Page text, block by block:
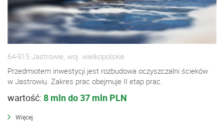
64-915 Jastrowie, woj. wielkopolskie
Przedmiotem inwestycji jest rozbudowa oczyszczalni ścieków
w Jastrowiu. Zakres prac obejmuje II etap prac.
wartość: 8 mln do 37 mln PLN
Więcej